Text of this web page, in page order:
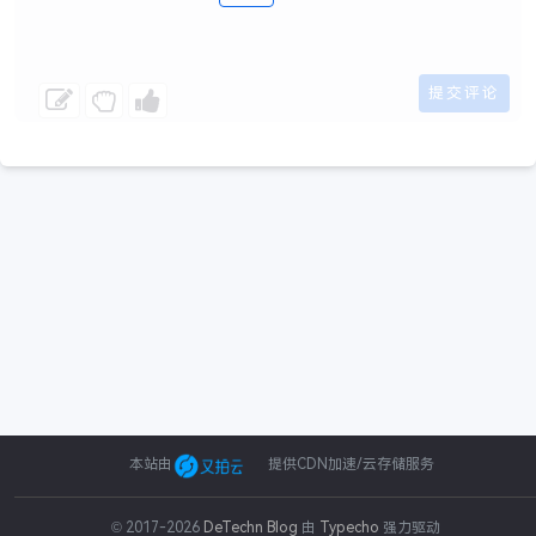
本站由 提供CDN加速/云存储服务
© 2017-2026 DeTechn Blog 由 Typecho 强力驱动